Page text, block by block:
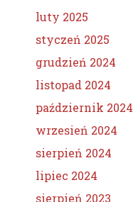
luty 2025
styczeń 2025
grudzień 2024
listopad 2024
październik 2024
wrzesień 2024
sierpień 2024
lipiec 2024
sierpień 2023